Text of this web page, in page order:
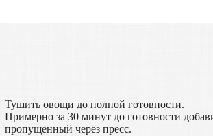
Тушить овощи до полной готовности.
Примерно за 30 минут до готовности
пропущенный через пресс.